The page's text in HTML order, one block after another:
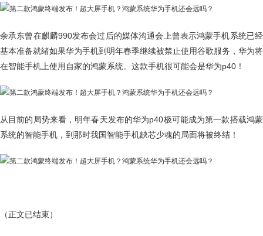
余承东曾在麒麟990发布会过后的媒体沟通会上曾表示鸿蒙手机系统已经
基本准备就绪如果华为手机到明年春季继续被禁止使用谷歌服务，华为将
在智能手机上使用自家的鸿蒙系统。这款手机很可能会是华为p40！
从目前的局势来看，明年春天发布的华为p40极可能成为第一款搭载鸿蒙
系统的智能手机，到那时我国智能手机缺芯少魂的局面将被终结！
（正文已结束）